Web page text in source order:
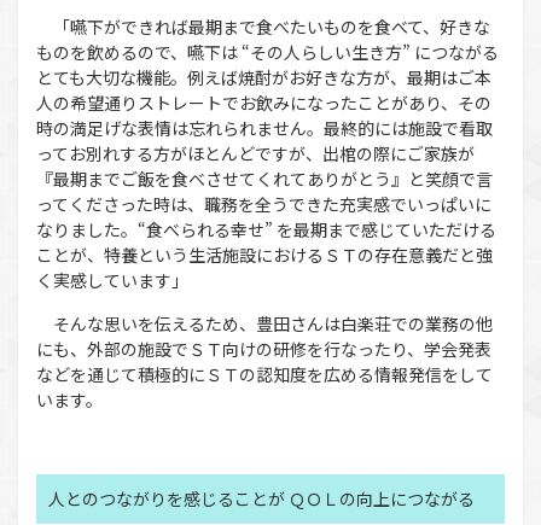
「嚥下ができれば最期まで食べたいものを食べて、好きな
ものを飲めるので、嚥下は “その人らしい生き方” につながる
とても大切な機能。例えば焼酎がお好きな方が、最期はご本
人の希望通りストレートでお飲みになったことがあり、その
時の満足げな表情は忘れられません。最終的には施設で看取
ってお別れする方がほとんどですが、出棺の際にご家族が
『最期までご飯を食べさせてくれてありがとう』と笑顔で言
ってくださった時は、職務を全うできた充実感でいっぱいに
なりました。“食べられる幸せ” を最期まで感じていただける
ことが、特養という生活施設におけるＳＴの存在意義だと強
く実感しています」
そんな思いを伝えるため、豊田さんは白楽荘での業務の他
にも、外部の施設でＳＴ向けの研修を行なったり、学会発表
などを通じて積極的にＳＴの認知度を広める情報発信をして
います。
人とのつながりを感じることが ＱＯＬの向上につながる